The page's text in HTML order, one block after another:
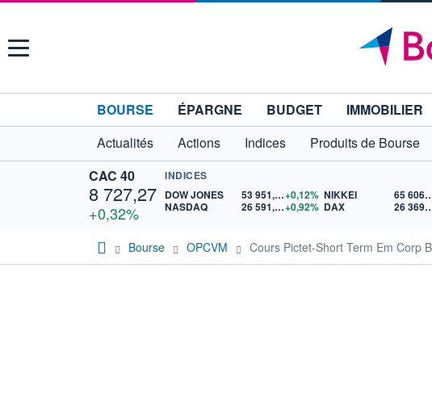
Menu
BOURSE ÉPARGNE BUDGET IMMOBILIER
Actualités
Actions Indices Produits de Bourse
CAC 40
8 727,27
+0,32%
INDICES
DOW JONES
53 951,70+0,12%
NASDAQ
26 591,87+0,92%
NIKKEI 65
DAX
26
Bourse OPCVM Cours Pictet-Short Term Em Corp